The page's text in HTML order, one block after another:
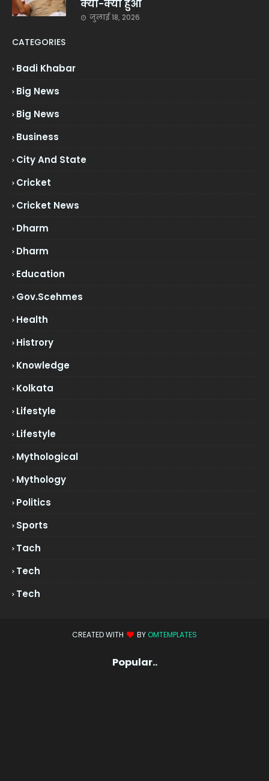
क्या-क्या हुआ
जुलाई 18, 2026
CATEGORIES
Badi Khabar
Big News
Big News
Business
City And State
Cricket
Cricket News
Dharm
Dharm
Education
Gov.scehmes
Health
Histrory
Knowledge
Kolkata
Lifestyle
Lifestyle
Mythological
Mythology
Politics
Sports
Tach
Tech
Tech
CREATED WITH BY OMTEMPLATES
Popular..